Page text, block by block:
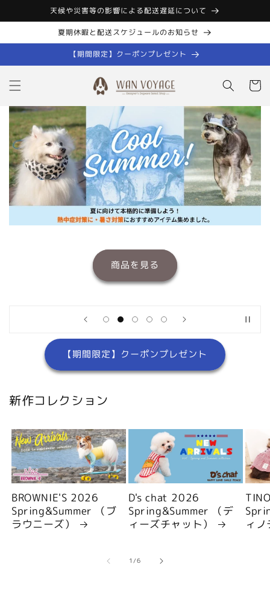
コンテン
ツに進む
天候や災害等の影響による配送遅延について
夏期休暇と配送スケジュールのお知らせ
【期間限定】クーポンプレゼント
ー
商品を見る
【期間限定】クーポンプレゼント
新作コレクション
BROWNIE'S 2026
Spring&Summer （ブ
ラウニーズ）
D's chat 2026
Spring&Summer （デ
ィーズチャット）
ィ
1/の
6